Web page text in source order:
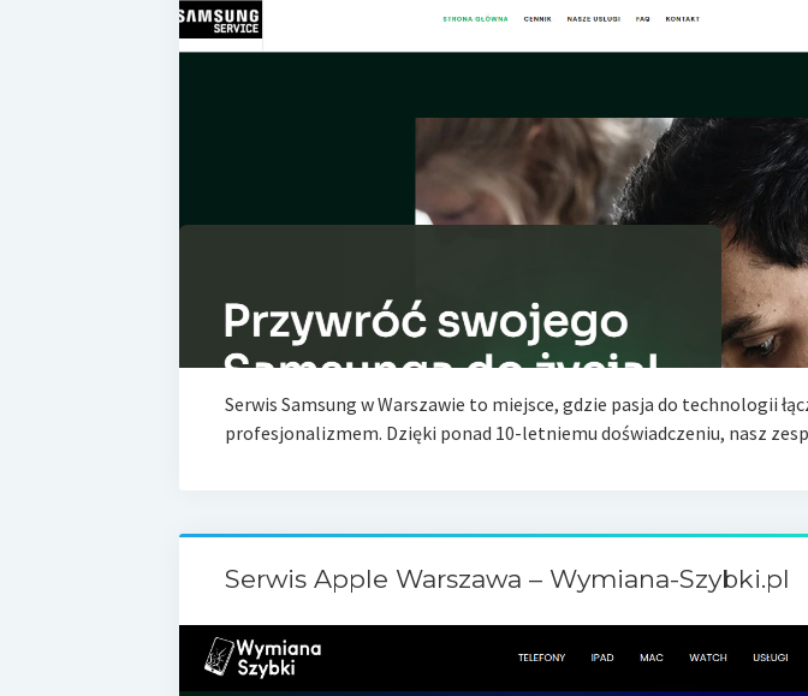
Serwis Samsung w Warszawie to miejsce, gdzie pasja do technologii
profesjonalizmem. Dzięki ponad 10-letniemu doświadczeniu, nasz
Serwis Apple Warszawa – Wymiana-Szybki.pl